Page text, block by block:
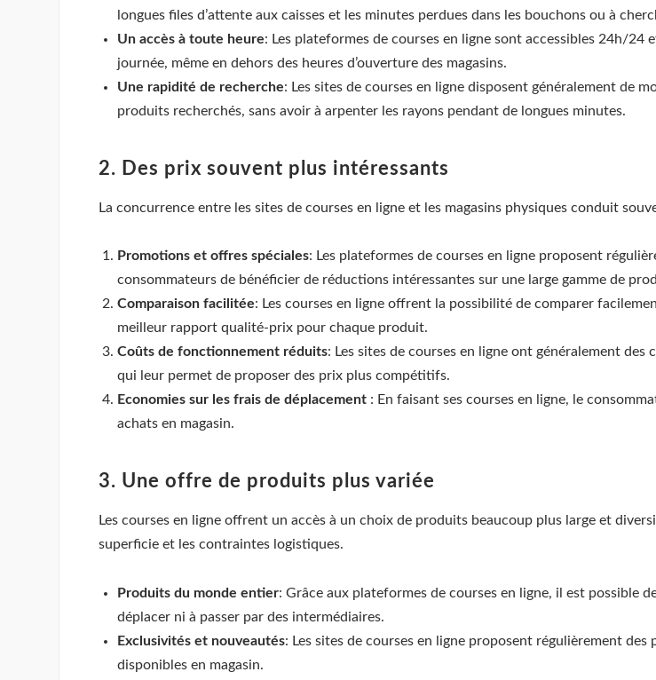
longues files d’attente aux caisses et les minutes perdues dans les bouchons ou à
Un accès à toute heure: Les plateformes de courses en ligne sont accessibles 24h/
journée, même en dehors des heures d’ouverture des magasins.
Une rapidité de recherche: Les sites de courses en ligne disposent généralement de
produits recherchés, sans avoir à arpenter les rayons pendant de longues minutes.
2. Des prix souvent plus intéressants
La concurrence entre les sites de courses en ligne et les magasins physiques conduit
Promotions et offres spéciales: Les plateformes de courses en ligne proposent
consommateurs de bénéficier de réductions intéressantes sur une large gamme de
Comparaison facilitée: Les courses en ligne offrent la possibilité de comparer
meilleur rapport qualité-prix pour chaque produit.
Coûts de fonctionnement réduits: Les sites de courses en ligne ont généralement
qui leur permet de proposer des prix plus compétitifs.
Economies sur les frais de déplacement : En faisant ses courses en ligne, le
achats en magasin.
3. Une offre de produits plus variée
Les courses en ligne offrent un accès à un choix de produits beaucoup plus large et
superficie et les contraintes logistiques.
Produits du monde entier: Grâce aux plateformes de courses en ligne, il est possible
déplacer ni à passer par des intermédiaires.
Exclusivités et nouveautés: Les sites de courses en ligne proposent régulièrement
disponibles en magasin.